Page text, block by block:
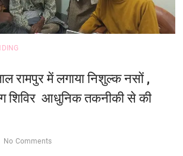
रामपुर में लगाया निशुल्क नसों ,
शिविर आधुनिक तकनीकी से की
No Comments